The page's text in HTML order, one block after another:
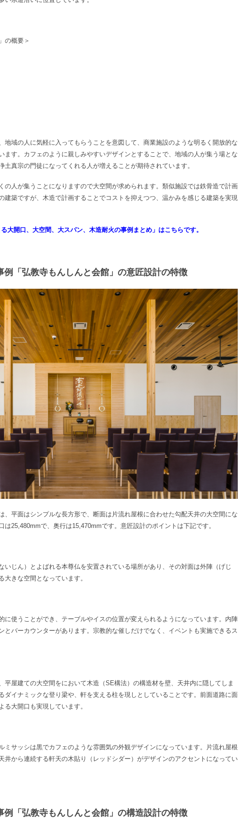
」の概要＞
地域の人に気軽に入ってもらうことを意図して、商業施設のような明るく開放的な
ます。カフェのように親しみやすいデザインとすることで、地域の人が集う場とな
土真宗の門徒になってくれる人が増えることが期待されています。
の人が集うことになりますので大空間が求められます。類似施設では鉄骨造で計画
建築ですが、木造で計画することでコストを抑えつつ、温かみを感じる建築を実現
大開口、大空間、大スパン、木造耐火の事例まとめ」はこちらです。
例「弘教寺もんしんと会館」の意匠設計の特徴
、平面はシンプルな長方形で、断面は片流れ屋根に合わせた勾配天井の大空間にな
は25,480mmで、奥行は15,470mmです。 意匠設計のポイントは下記です。
いじん）とよばれる本尊仏を安置されている場所があり、その対面は外陣（げじ
大きな空間となっています。
に使うことができ、テーブルやイスの位置が変えられるようになっています。内陣
とバーカウンターがあります。宗教的な催しだけでなく、イベントも実施できるス
平屋建ての大空間をにおいて木造（SE構法）の構造材を壁、天井内に隠してしま
ダイナミックな登り梁や、軒を支える柱を現しとしていることです。 前面道路に面
る大開口も実現しています。
ミサッシは黒でカフェのような雰囲気の外観デザインになっています。片流れ屋根
井から連続する軒天の木貼り（レッドシダー）がデザインのアクセントになってい
例「弘教寺もんしんと会館」の構造設計の特徴